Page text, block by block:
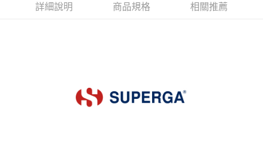
每筆NT$80，滿NT$599(含以上)免運費
詳細說明 商品規格 相關推薦